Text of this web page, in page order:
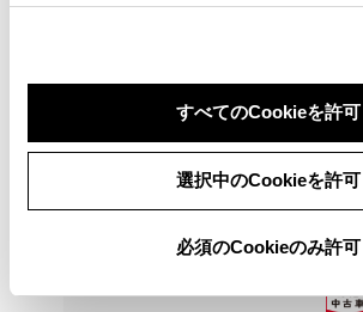
すべてのCookieを許可
選択中のCookieを許可
必須のCookieのみ許可